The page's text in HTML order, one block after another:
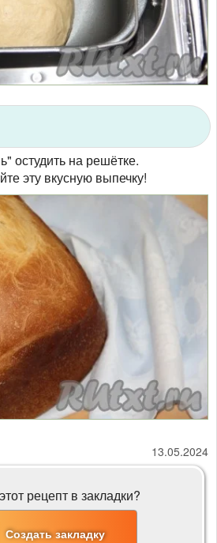
остудить на решётке.
эту вкусную выпечку!
13.05.2024
рецепт в закладки?
Создать закладку